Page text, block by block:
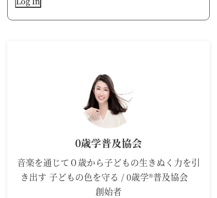
0歳学普及協会
音楽を通じて０歳から子どもの生きぬく力を引
き出す 子どもの色を守る / 0歳学®普及協会
創始者